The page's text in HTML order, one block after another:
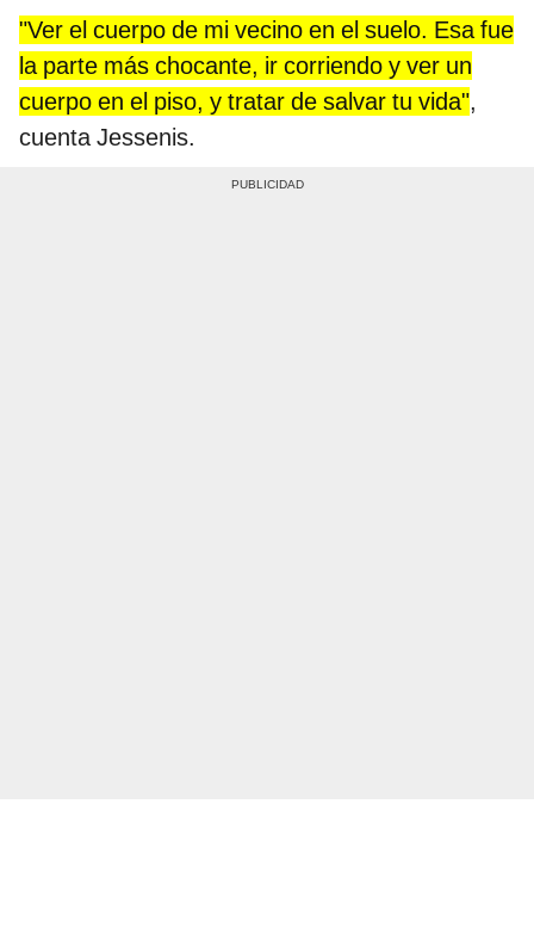
"Ver el cuerpo de mi vecino en el suelo. Esa fue
la parte más chocante, ir corriendo y ver un
cuerpo en el piso, y tratar de salvar tu vida",
cuenta Jessenis.